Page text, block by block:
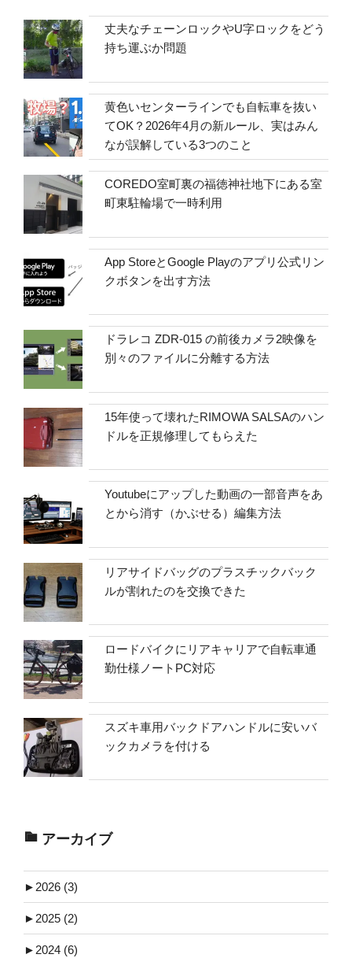
丈夫なチェーンロックやU字ロックをどう
持ち運ぶか問題
黄色いセンターラインでも自転車を抜い
てOK？2026年4月の新ルール、実はみん
なが誤解している3つのこと
COREDO室町裏の福徳神社地下にある室
町東駐輪場で一時利用
App StoreとGoogle Playのアプリ公式リン
クボタンを出す方法
ドラレコ ZDR-015 の前後カメラ2映像を
別々のファイルに分離する方法
15年使って壊れたRIMOWA SALSAのハン
ドルを正規修理してもらえた
Youtubeにアップした動画の一部音声をあ
とから消す（かぶせる）編集方法
リアサイドバッグのプラスチックバック
ルが割れたのを交換できた
ロードバイクにリアキャリアで自転車通
勤仕様ノートPC対応
スズキ車用バックドアハンドルに安いバ
ックカメラを付ける
アーカイブ
► 2026 (3)
► 2025 (2)
► 2024 (6)